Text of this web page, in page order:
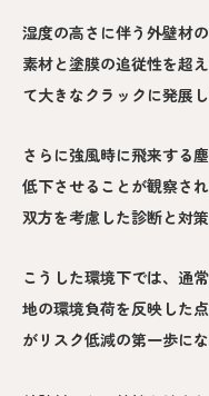
湿度の高さに伴う外壁材
素材と塗膜の追従性を超
て大きなクラックに発展
さらに強風時に飛来する
低下させることが観察さ
双方を考慮した診断と対
こうした環境下では、通
地の環境負荷を反映した
がリスク低減の第一歩にな